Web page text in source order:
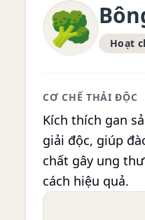
🥦 Hoạt
CƠ CHẾ THẢI ĐỘC
Kích thích gan
giải độc, giúp
chất gây ung
cách hiệu quả.